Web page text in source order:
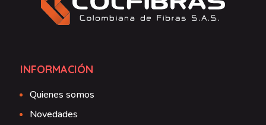
INFORMACIÓN
Quienes somos
Novedades